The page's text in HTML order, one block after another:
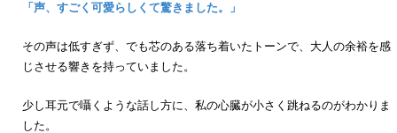
「声、すごく可愛らしくて驚きました。」
その声は低すぎず、でも芯のある落ち着いたトーンで、大人の余裕を感
じさせる響きを持っていました。
少し耳元で囁くような話し方に、私の心臓が小さく跳ねるのがわかりま
した。